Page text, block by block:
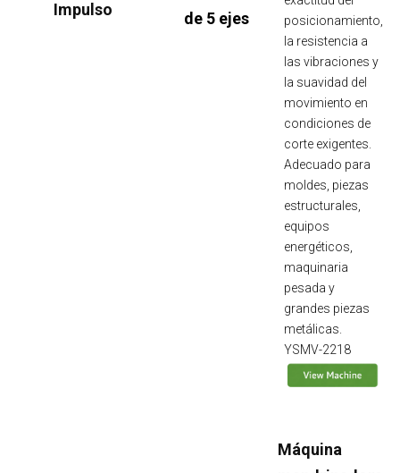
Impulso
de 5 ejes
posicionamiento,
la resistencia a
las vibraciones y
la suavidad del
movimiento en
condiciones de
corte exigentes.
Adecuado para
moldes, piezas
estructurales,
equipos
energéticos,
maquinaria
pesada y
grandes piezas
metálicas.
YSMV-2218
Máquina